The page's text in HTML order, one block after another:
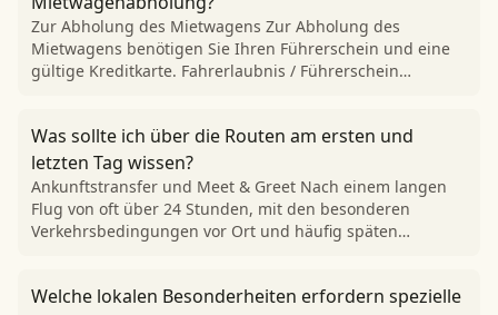
Zur Abholung des Mietwagens Zur Abholung des
Mietwagens benötigen Sie Ihren Führerschein und eine
gültige Kreditkarte. Fahrerlaubnis / Führerschein…
Was sollte ich über die Routen am ersten und
letzten Tag wissen?
Ankunftstransfer und Meet & Greet Nach einem langen
Flug von oft über 24 Stunden, mit den besonderen
Verkehrsbedingungen vor Ort und häufig späten…
Welche lokalen Besonderheiten erfordern spezielle